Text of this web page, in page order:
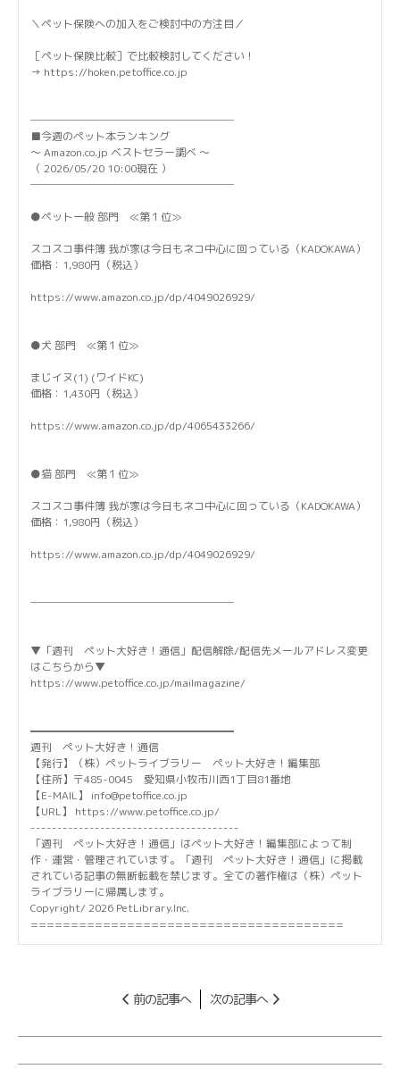
＼ペット保険への加入をご検討中の方注目／
［ペット保険比較］で比較検討してください！
→ https://hoken.petoffice.co.jp
───────────────────
■今週のペット本ランキング
～ Amazon.co.jp ベストセラー調べ ～
（ 2026/05/20 10:00現在 ）
───────────────────
●ペット一般 部門 ≪第１位≫
スコスコ事件簿 我が家は今日もネコ中心に回っている（KADOKAWA）
価格：1,980円（税込）
https://www.amazon.co.jp/dp/4049026929/
●犬 部門 ≪第１位≫
まじイヌ(1) (ワイドKC)
価格：1,430円（税込）
https://www.amazon.co.jp/dp/4065433266/
●猫 部門 ≪第１位≫
スコスコ事件簿 我が家は今日もネコ中心に回っている（KADOKAWA）
価格：1,980円（税込）
https://www.amazon.co.jp/dp/4049026929/
───────────────────
▼「週刊 ペット大好き！通信」配信解除/配信先メールアドレス変更
はこちらから▼
https://www.petoffice.co.jp/mailmagazine/
━━━━━━━━━━━━━━━━━━━
週刊 ペット大好き！通信
【発行】（株）ペットライブラリー ペット大好き！編集部
【住所】〒485-0045 愛知県小牧市川西1丁目81番地
【E-MAIL】 info@petoffice.co.jp
【URL】 https://www.petoffice.co.jp/
---------------------------------------
「週刊 ペット大好き！通信」はペット大好き！編集部によって制
作・運営・管理されています。「週刊 ペット大好き！通信」に掲載
されている記事の無断転載を禁じます。全ての著作権は（株）ペット
ライブラリーに帰属します。
Copyright/ 2026 PetLibrary.Inc.
=======================================
前の記事へ 次の記事へ